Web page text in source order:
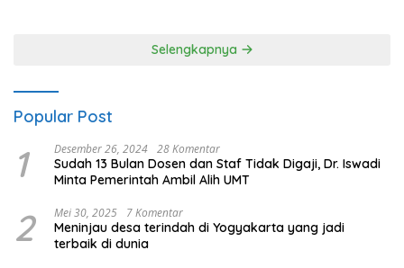
Selengkapnya
Popular Post
1 Desember 26, 2024 28 Komentar
Sudah 13 Bulan Dosen dan Staf Tidak Digaji, Dr. Iswadi
Minta Pemerintah Ambil Alih UMT
2 Mei 30, 2025 7 Komentar
Meninjau desa terindah di Yogyakarta yang jadi
terbaik di dunia